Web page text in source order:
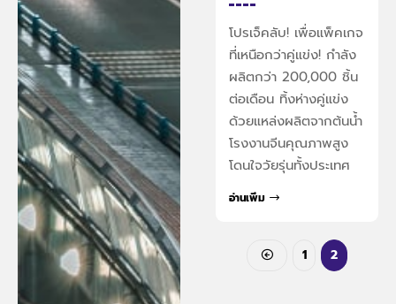
โปรเจ็คลับ! เพื่อแพ็คเกจ
ที่เหนือกว่าคู่แข่ง! กำลัง
ผลิตกว่า 200,000 ชิ้น
ต่อเดือน ทิ้งห่างคู่แข่ง
ด้วยแหล่งผลิตจากต้นน้ำ
โรงงานจีนคุณภาพสูง
โดนใจวัยรุ่นทั้งประเทศ
อ่านเพิ่ม
1 2